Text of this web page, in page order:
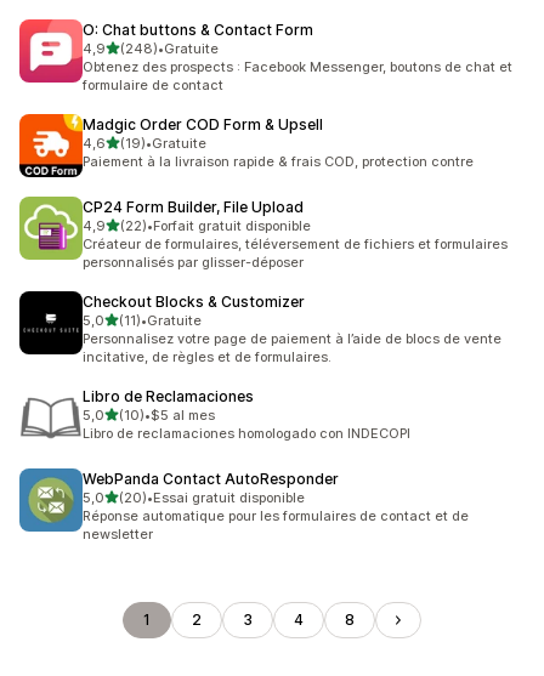
O: Chat buttons & Contact Form
4,9étoile(s) sur 5
(248)
248 avis au total
•Gratuite
Obtenez des prospects : Facebook Messenger, boutons de chat et
formulaire de contact
Madgic Order COD Form & Upsell
4,6étoile(s) sur 5
(19)
19 avis au total
•Gratuite
Paiement à la livraison rapide & frais COD, protection contre
CP24 Form Builder, File Upload
4,9étoile(s) sur 5
(22)
22 avis au total
•Forfait gratuit disponible
Créateur de formulaires, téléversement de fichiers et formulaires
personnalisés par glisser-déposer
Checkout Blocks & Customizer
5,0étoile(s) sur 5
(11)
11 avis au total
•Gratuite
Personnalisez votre page de paiement à l’aide de blocs de vente
incitative, de règles et de formulaires.
Libro de Reclamaciones
5,0étoile(s) sur 5
(10)
10 avis au total
•$5 al mes
Libro de reclamaciones homologado con INDECOPI
WebPanda Contact AutoResponder
5,0étoile(s) sur 5
(20)
20 avis au total
•Essai gratuit disponible
Réponse automatique pour les formulaires de contact et de
newsletter
1 2 3 4 8